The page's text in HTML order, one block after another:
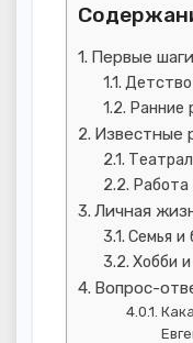
Первые
Детство
Ранние
Известные
Работа
Личная
Семья и
Хобби
Вопрос-